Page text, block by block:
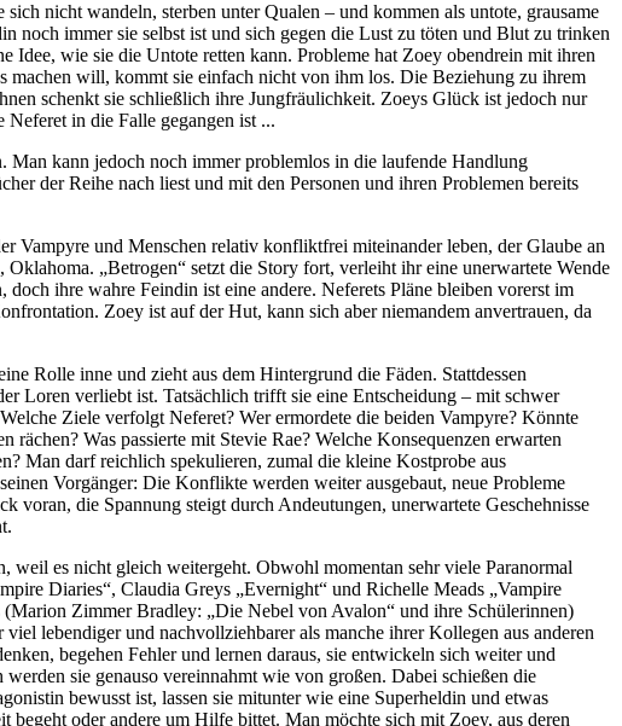
nicht wandeln, sterben unter Qualen – und kommen als untote, grausame
noch immer sie selbst ist und sich gegen die Lust zu töten und Blut zu trinken
wie sie die Untote retten kann. Probleme hat Zoey obendrein mit ihren
machen will, kommt sie einfach nicht von ihm los. Die Beziehung zu ihrem
schenkt sie schließlich ihre Jungfräulichkeit. Zoeys Glück ist jedoch nur
in die Falle gegangen ist ...
Man kann jedoch noch immer problemlos in die laufende Handlung
der Reihe nach liest und mit den Personen und ihren Problemen bereits
Vampyre und Menschen relativ konfliktfrei miteinander leben, der Glaube an
„Betrogen“ setzt die Story fort, verleiht ihr eine unerwartete Wende
ihre wahre Feindin ist eine andere. Neferets Pläne bleiben vorerst im
Zoey ist auf der Hut, kann sich aber niemandem anvertrauen, da
Rolle inne und zieht aus dem Hintergrund die Fäden. Stattdessen
Loren verliebt ist. Tatsächlich trifft sie eine Entscheidung – mit schwer
Ziele verfolgt Neferet? Wer ermordete die beiden Vampyre? Könnte
Was passierte mit Stevie Rae? Welche Konsequenzen erwarten
Man darf reichlich spekulieren, zumal die kleine Kostprobe aus
Vorgänger: Die Konflikte werden weiter ausgebaut, neue Probleme
die Spannung steigt durch Andeutungen, unerwartete Geschehnisse
weil es nicht gleich weitergeht. Obwohl momentan sehr viele Paranormal
Diaries“, Claudia Greys „Evernight“ und Richelle Meads „Vampire
Zimmer Bradley: „Die Nebel von Avalon“ und ihre Schülerinnen)
lebendiger und nachvollziehbarer als manche ihrer Kollegen aus anderen
begehen Fehler und lernen daraus, sie entwickeln sich weiter und
sie genauso vereinnahmt wie von großen. Dabei schießen die
bewusst ist, lassen sie mitunter wie eine Superheldin und etwas
oder andere um Hilfe bittet. Man möchte sich mit Zoey, aus deren